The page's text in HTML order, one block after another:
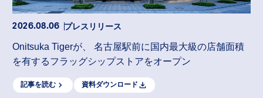
2026.08.06 プレスリリース
Onitsuka Tigerが、 名古屋駅前に国内最大級の店舗面積
を有するフラッグシップストアをオープン
記事を読む 資料ダウンロード